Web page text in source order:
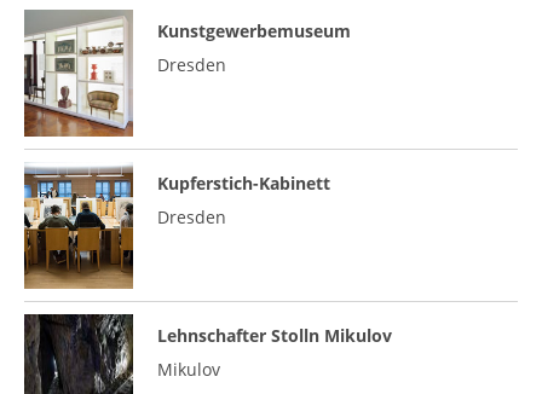
Kunstgewerbemuseum
Dresden
Kupferstich-Kabinett
Dresden
Lehnschafter Stolln Mikulov
Mikulov